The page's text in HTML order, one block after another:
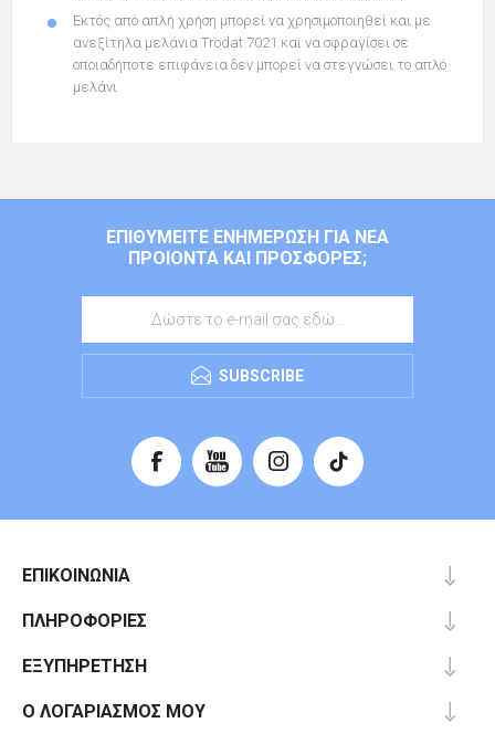
Εκτός από απλή χρήση μπορεί να χρησιμοποιηθεί και με
ανεξίτηλα μελάνια Trodat 7021 και να σφραγίσει σε
οποιαδήποτε επιφάνεια δεν μπορεί να στεγνώσει το απλό
μελάνι
ΕΠΙΘΥΜΕΊΤΕ ΕΝΗΜΈΡΩΣΗ ΓΙΑ ΝΈΑ
ΠΡΟΙΌΝΤΑ ΚΑΙ ΠΡΟΣΦΟΡΈΣ;
SUBSCRIBE
ΕΠΙΚΟΙΝΩΝΊΑ
ΠΛΗΡΟΦΟΡΊΕΣ
ΕΞΥΠΗΡΈΤΗΣΗ
Ο ΛΟΓΑΡΙΑΣΜΌΣ ΜΟΥ